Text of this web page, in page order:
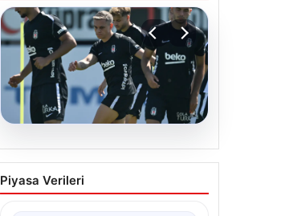
05.08.2026
Beşiktaş Hradec Kralove
Maçı Öncesinde
Piyasa Verileri